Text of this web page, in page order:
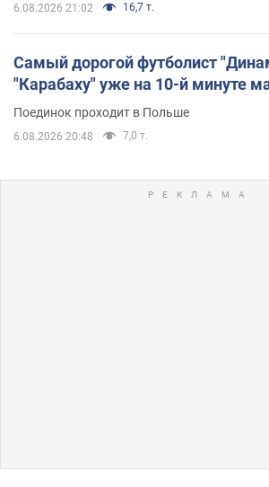
6.08.2026 21:02 16,7 т.
Самый дорогой футболист
"Карабаху" уже на 10-й минуте
Поединок проходит в Польше
6.08.2026 20:48 7,0 т.